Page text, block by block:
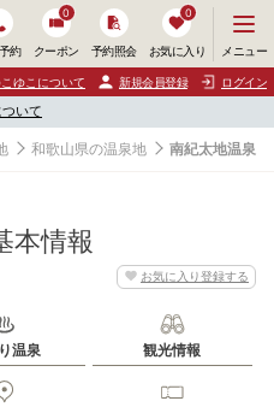
約 クーポン
0
予約照会 お気に入り
0
ニ
ュ
ー
開
く
メニュー
ゆこについて 新規会員登録 ログイン
いて
和歌山県の温泉地 南紀太地温泉
本情報
お気に入り登録する
温泉 観光情報